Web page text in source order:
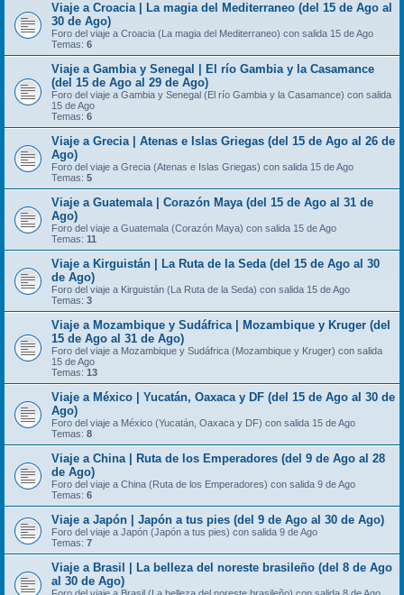
Viaje a Croacia | La magia del Mediterraneo (del 15 de Ago al
30 de Ago)
Foro del viaje a Croacia (La magia del Mediterraneo) con salida 15 de Ago
Temas: 6
Viaje a Gambia y Senegal | El río Gambia y la Casamance
(del 15 de Ago al 29 de Ago)
Foro del viaje a Gambia y Senegal (El río Gambia y la Casamance) con salida
15 de Ago
Temas: 6
Viaje a Grecia | Atenas e Islas Griegas (del 15 de Ago al 26 de
Ago)
Foro del viaje a Grecia (Atenas e Islas Griegas) con salida 15 de Ago
Temas: 5
Viaje a Guatemala | Corazón Maya (del 15 de Ago al 31 de
Ago)
Foro del viaje a Guatemala (Corazón Maya) con salida 15 de Ago
Temas: 11
Viaje a Kirguistán | La Ruta de la Seda (del 15 de Ago al 30
de Ago)
Foro del viaje a Kirguistán (La Ruta de la Seda) con salida 15 de Ago
Temas: 3
Viaje a Mozambique y Sudáfrica | Mozambique y Kruger (del
15 de Ago al 31 de Ago)
Foro del viaje a Mozambique y Sudáfrica (Mozambique y Kruger) con salida
15 de Ago
Temas: 13
Viaje a México | Yucatán, Oaxaca y DF (del 15 de Ago al 30 de
Ago)
Foro del viaje a México (Yucatán, Oaxaca y DF) con salida 15 de Ago
Temas: 8
Viaje a China | Ruta de los Emperadores (del 9 de Ago al 28
de Ago)
Foro del viaje a China (Ruta de los Emperadores) con salida 9 de Ago
Temas: 6
Viaje a Japón | Japón a tus pies (del 9 de Ago al 30 de Ago)
Foro del viaje a Japón (Japón a tus pies) con salida 9 de Ago
Temas: 7
Viaje a Brasil | La belleza del noreste brasileño (del 8 de Ago
al 30 de Ago)